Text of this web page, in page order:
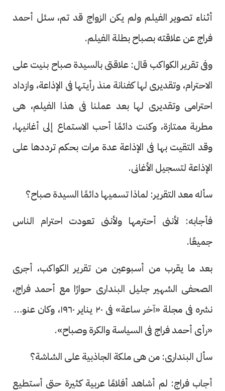
أثناء تصوير الفيلم ولم يكن الزواج قد تم، سئل أحمد
فراج عن علاقته بصباح بطلة الفيلم.
وفى تقرير الكواكب قال: علاقتى بالسيدة صباح بنيت على
الاحترام، وتقديرى لها كفنانة منذ رأيتها فى الإذاعة، وازداد
احترامى وتقديرى لها بعد عملنا فى هذا الفيلم، هى
مطربة ممتازة، وكنت دائمًا أحب الاستماع إلى أغانيها،
وقد التقيت بها فى الإذاعة عدة مرات بحكم ترددها على
الإذاعة لتسجيل الأغانى.
سأله معد التقرير: لماذا تسميها دائمًا السيدة صباح؟
فأجابه: لأننى أحترمها ولأننى تعودت احترام الناس
جميعًا.
بعد ما يقرب من أسبوعين من تقرير الكواكب، أجرى
الصحفى الشهير جليل البندارى حوارًا مع أحمد فراج،
نشره فى مجلة «آخر ساعة» فى ٢٠ يناير ١٩٦٠، وكان عنوانه
«رأى أحمد فراج فى السياسة والكرة وصباح».
سأل البندارى: من هى ملكة الجاذبية على الشاشة؟
أجاب فراج: لم أشاهد أفلامًا عربية كثيرة حتى أستطيع